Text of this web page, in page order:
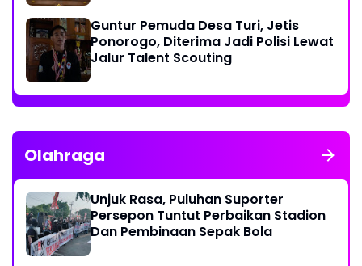
Guntur Pemuda Desa Turi, Jetis
Ponorogo, Diterima Jadi Polisi Lewat
Jalur Talent Scouting
Olahraga
Unjuk Rasa, Puluhan Suporter
Persepon Tuntut Perbaikan Stadion
Dan Pembinaan Sepak Bola